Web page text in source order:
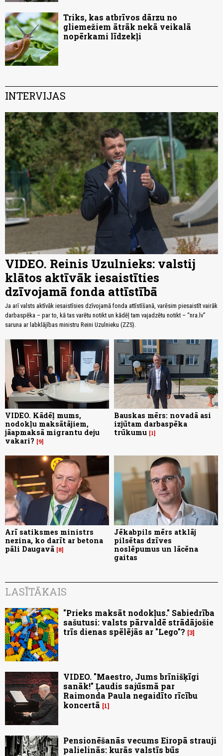
Triks, kas atbrīvos dārzu no
gliemežiem ātrāk nekā veikalā
nopērkami līdzekļi
INTERVIJAS
VIDEO. Reinis Uzulnieks: valstij
klātos aktīvāk iesaistīties
dzīvojamā fonda attīstībā
Ja arī valsts aktīvāk iesaistīsies dzīvojamā fonda attīstīšanā, varēsim piesaistīt vairāk
darbaspēka – par to, kā tas varētu notikt un kādēļ tam vajadzētu notikt – “nra.lv”
saruna ar labklājības ministru Reini Uzulnieku (ZZS).
VIDEO. Kādēļ mums,
nodokļu maksātājiem,
jāapmaksā migrantu deju
vakari?
9
Bauskas mērs: novadā asi
izjūtam darbaspēka
trūkumu 1
Arī satiksmes ministrs
nezina, ko darīt ar betona
pāli Daugavā 8
Jēkabpils mērs atklāj
pilsētas dzīves
noslēpumus un lācēna
gaitas
LASĪTĀKAIS
"Prieks maksāt nodokļus." Sabiedrība
sašutusi: valsts pārvaldē strādājošie
trīs dienas spēlējās ar "Lego"? 3
VIDEO. "Maestro, Jums brīnišķīgi
sanāk!" Ļaudis sajūsmā par
Raimonda Paula negaidīto rīcību
koncertā
1
Pensionēšanās vecums Eiropā strauji
palielinās: kurās valstīs būs